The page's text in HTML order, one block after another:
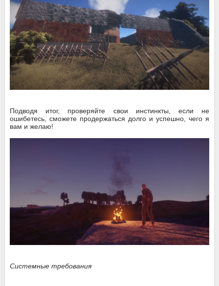
Подводя итог, проверяйте свои инстинкты, если не
ошибетесь, сможете продержаться долго и успешно, чего я
вам и желаю!
Системные требования